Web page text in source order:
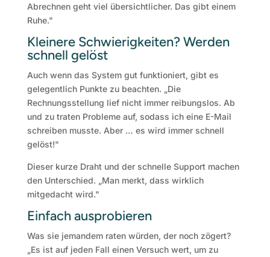
Abrechnen geht viel übersichtlicher. Das gibt einem
Ruhe."
Kleinere Schwierigkeiten? Werden
schnell gelöst
Auch wenn das System gut funktioniert, gibt es
gelegentlich Punkte zu beachten. „Die
Rechnungsstellung lief nicht immer reibungslos. Ab
und zu traten Probleme auf, sodass ich eine E-Mail
schreiben musste. Aber … es wird immer schnell
gelöst!"
Dieser kurze Draht und der schnelle Support machen
den Unterschied. „Man merkt, dass wirklich
mitgedacht wird."
Einfach ausprobieren
Was sie jemandem raten würden, der noch zögert?
„Es ist auf jeden Fall einen Versuch wert, um zu